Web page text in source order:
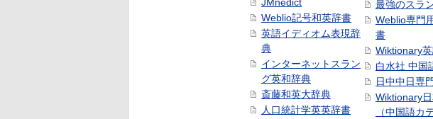
Weblio記号和英辞書
英語イディオム表現辞
典
インターネットスラン
グ英和辞典
斎藤和英大辞典
人口統計学英英辞書
最強のスラ
Weblio専門
書
Wiktionary
白水社 中国
日中中日専
Wiktionary
（中国語カ